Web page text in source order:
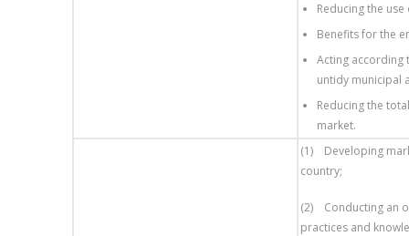
Reducing the
Benefits for the
Acting according
untidy municipal
Reducing the
market.
(1) Developing
country;
(2) Conducting an
practices and